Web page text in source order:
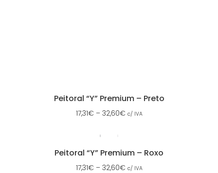
Peitoral “Y” Premium – Preto
17,31€ – 32,60€ c/ IVA
Peitoral “Y” Premium – Roxo
17,31€ – 32,60€ c/ IVA